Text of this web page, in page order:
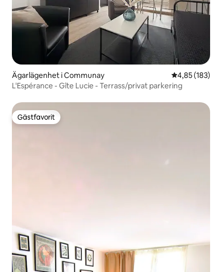
Ägarlägenhet i Communay 4,85 av 5 i
4,85 (183)
L'Espérance - Gîte Lucie - Terrass/privat parkering
Gästfavorit
Gästfavorit